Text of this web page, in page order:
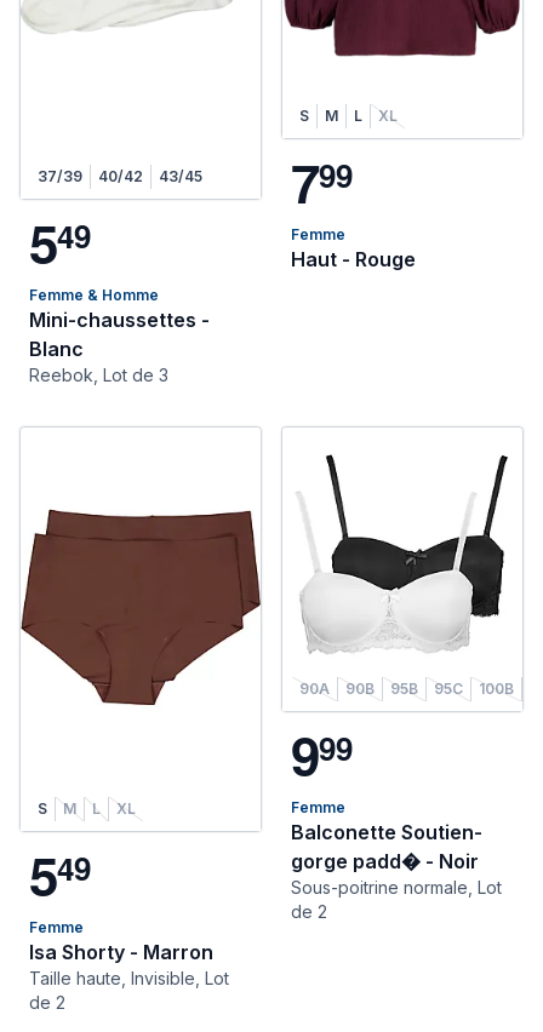
37/39 40/42 43/45
549
Femme & Homme
Mini-chaussettes -
Blanc
Reebok, Lot de 3
S M L XL
799
Femme
Haut - Rouge
S M L XL
549
Femme
Isa Shorty - Marron
Taille haute, Invisible, Lot
de 2
90A 90B 95B 95C 100B
999
Femme
Balconette Soutien-
gorge padd� - Noir
Sous-poitrine normale, Lot
de 2